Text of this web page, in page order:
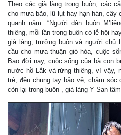
Theo các già làng trong buôn, các
cho mưa bão, lũ lụt hay hạn hán, cây
quanh năm. “Người dân buôn
thiêng, mỗi lần trong buôn có lễ hội
già làng, trưởng buôn và người chủ
cầu cho mưa thuận gió hòa, cuộc
Bao đời nay, cuộc sống của bà con
nước hồ Lắk và rừng thiêng, vì vậy,
trẻ, đều chung tay bảo vệ, chăm
còn lại trong buôn”, già làng Y San